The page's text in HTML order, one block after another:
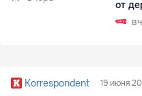
от
Korrespondent 19 июня